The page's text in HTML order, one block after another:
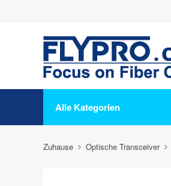
Alle Kategorien
Zuhause Optische Transceiver